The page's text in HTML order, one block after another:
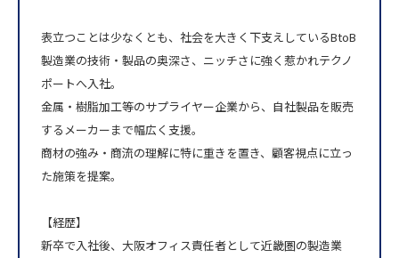
表立つことは少なくとも、社会を大きく下支えしているBtoB
製造業の技術・製品の奥深さ、ニッチさに強く惹かれテクノ
ポートへ入社。
金属・樹脂加工等のサプライヤー企業から、自社製品を販売
するメーカーまで幅広く支援。
商材の強み・商流の理解に特に重きを置き、顧客視点に立っ
た施策を提案。
【経歴】
新卒で入社後、大阪オフィス責任者として近畿圏の製造業